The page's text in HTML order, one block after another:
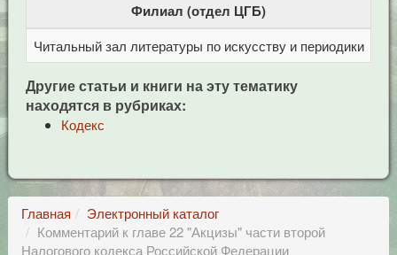
Филиал (отдел ЦГБ)
Читальный зал литературы по искусству и периодики
Другие статьи и книги на эту тематику
находятся в рубриках:
Кодекс
Главная
Электронный каталог
Комментарий к главе 22 "Акцизы" части второй
Налогового кодекса Российской Федерации